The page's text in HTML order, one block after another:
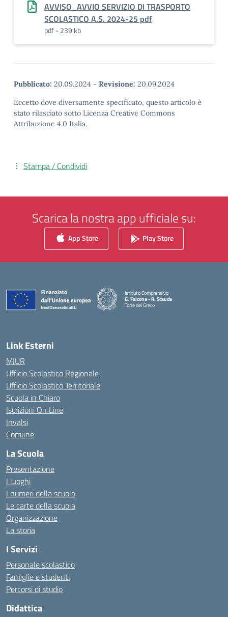
AVVISO_AVVIO SERVIZIO DI TRASPORTO
SCOLASTICO A.S. 2024-25 pdf
pdf - 239 kb
Pubblicato: 20.09.2024 - Revisione: 20.09.2024
Eccetto dove diversamente specificato, questo articolo è
stato rilasciato sotto Licenza Creative Commons
Attribuzione 4.0 Italia.
Stampa / Condividi
Scarica la nostra app ufficiale su:
App Store Play Store
Istituto Comprensivo
G. Falcone - R. Scauda
Torre del Greco
Link Esterni
MIUR
Ufficio Scolastico Regionale
Ufficio Scolastico Territoriale
Scuola in Chiaro
Iscrizioni On Line
Invalsi
Comune
La Scuola
Presentazione
I luoghi
I numeri della scuola
Le carte della scuola
Organizzazione
La storia
I Servizi
Personale scolastico
Famiglie e studenti
Percorsi di studio
Didattica